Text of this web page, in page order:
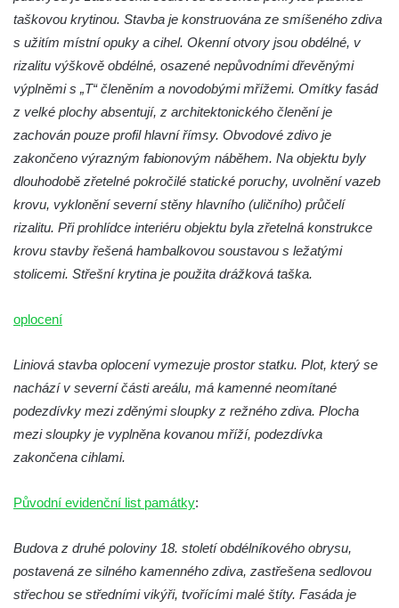
Torzo střeleckého sloupu ve Chřibské
Dům čp. 175 ve Chřibské
Dům čp. 30 ve Chřibské
Dům čp. 182 ve Chřibské
Dům čp. 10 ve Chřibské
Budova základní školy v Lužci nad Vltavou
Dům čp. 11 v Hrobčicích
Budova stáčírny Bílina-Kyselka
Rodný dům Josefa Hory v Dobříni
Dům čp. 26 ve Velenicích
Dům čp. 31 ve Velenicích
Dům čp. 121 ve Velenicích
Dům čp. 155 ve Velenicích
Dům ev.č. 26 ve Velenicích
Dům čp. 68 ve Velenicích
Dům čp. 67 ve Svojkově
taškovou krytinou. Stavba je konstruována ze smíšeného zdiva
s užitím místní opuky a cihel. Okenní otvory jsou obdélné, v
rizalitu výškově obdélné, osazené nepůvodními dřevěnými
výplněmi s „T“ členěním a novodobými mřížemi. Omítky fasád
z velké plochy absentují, z architektonického členění je
zachován pouze profil hlavní římsy. Obvodové zdivo je
zakončeno výrazným fabionovým náběhem. Na objektu byly
dlouhodobě zřetelné pokročilé statické poruchy, uvolnění vazeb
krovu, vyklonění severní stěny hlavního (uličního) průčelí
rizalitu. Při prohlídce interiéru objektu byla zřetelná konstrukce
krovu stavby řešená hambalkovou soustavou s ležatými
stolicemi. Střešní krytina je použita drážková taška.
oplocení
Liniová stavba oplocení vymezuje prostor statku. Plot, který se
nachází v severní části areálu, má kamenné neomítané
podezdívky mezi zděnými sloupky z režného zdiva. Plocha
mezi sloupky je vyplněna kovanou mříží, podezdívka
zakončena cihlami.
Původní evidenční list památky:
Budova z druhé poloviny 18. století obdélníkového obrysu,
postavená ze silného kamenného zdiva, zastřešena sedlovou
střechou se středními vikýři, tvořícími malé štíty. Fasáda je